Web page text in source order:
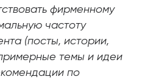
фирменному
частоту
(посты, истории,
темы и идеи
по